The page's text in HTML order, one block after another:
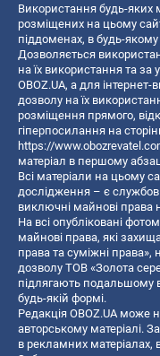
Використання будь-яких
розміщених на цьому
піддоменах, в будь-
Дозволяється
на їх використання та
OBOZ.UA, а для
дозволу на їх
розміщення прямого,
гіперпосилання на
https://
матеріал в першому
Всі матеріали на цьому
дослідження – є
виключні майнові права
На всі опубліковані
майнові права, які
права та суміжні права»,
дозволу ТОВ «Золота
підлягають подальшому
будь-якій формі.
Редакція OBOZ.UA може
авторському матеріалі.
в рекламних матеріалах,